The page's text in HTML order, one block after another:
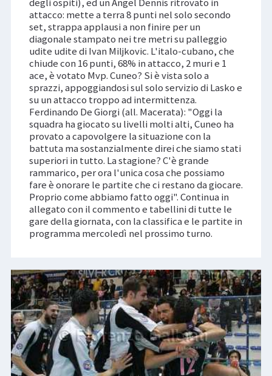
attacco: mette a terra 8 punti nel solo secondo
set, strappa applausi a non finire per un
diagonale stampato nei tre metri su palleggio
udite udite di Ivan Miljkovic. L'italo-cubano, che
chiude con 16 punti, 68% in attacco, 2 muri e 1
ace, è votato Mvp. Cuneo? Si è vista solo a
sprazzi, appoggiandosi sul solo servizio di Lasko e
su un attacco troppo ad intermittenza.
Ferdinando De Giorgi (all. Macerata): "Oggi la
squadra ha giocato su livelli molti alti, Cuneo ha
provato a capovolgere la situazione con la
battuta ma sostanzialmente direi che siamo stati
superiori in tutto. La stagione? C'è grande
rammarico, per ora l'unica cosa che possiamo
fare è onorare le partite che ci restano da giocare.
Proprio come abbiamo fatto oggi". Continua in
allegato con il commento e tabellini di tutte le
gare della giornata, con la classifica e le partite in
programma mercoledì nel prossimo turno.